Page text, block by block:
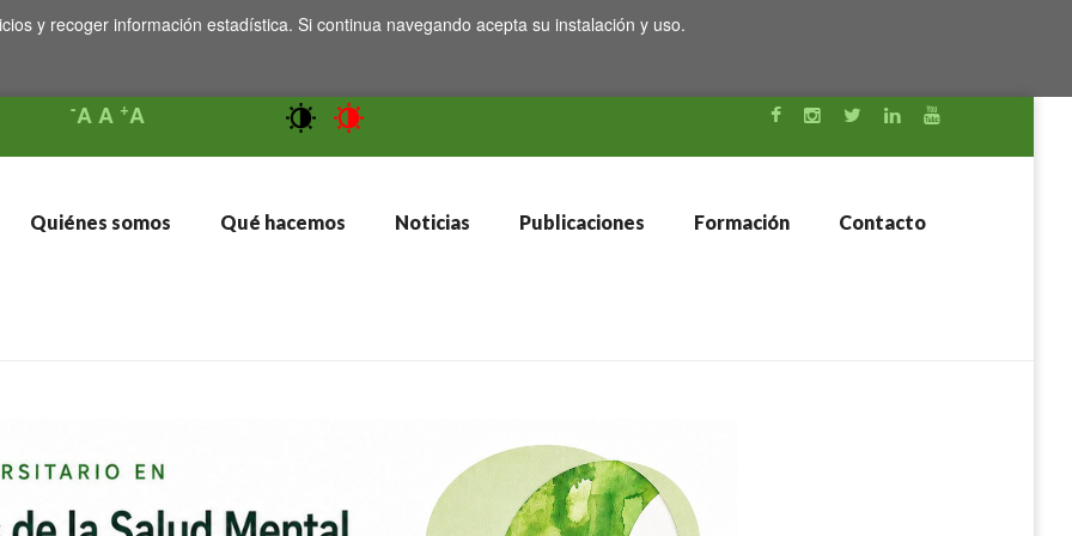
y recoger información estadística. Si continua navegando acepta su instalación y uso.
-AA +A
Quiénes somos Qué hacemos Noticias Publicaciones Formación Contacto